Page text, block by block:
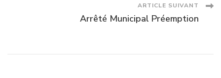
ARTICLE SUIVANT
Arrêté Municipal Préemption